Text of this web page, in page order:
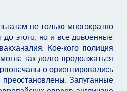
не только многократно
до этого, но и все довоенные
Кое-кого полиция
так долго продолжаться
ориентировались
Запуганные